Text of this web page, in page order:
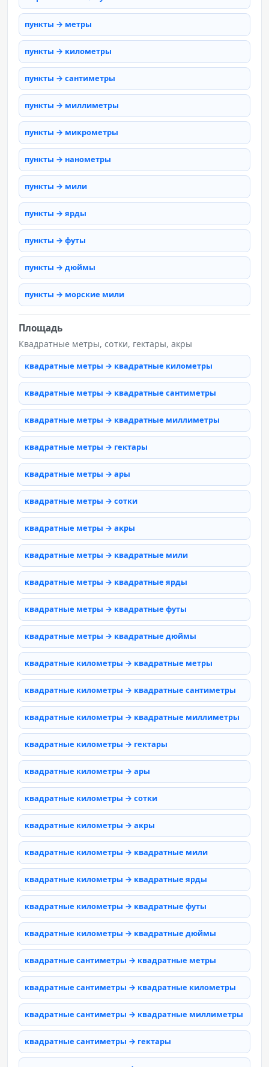
пункты → метры
пункты → километры
пункты → сантиметры
пункты → миллиметры
пункты → микрометры
пункты → нанометры
пункты → мили
пункты → ярды
пункты → футы
пункты → дюймы
пункты → морские мили
Площадь
Квадратные метры, сотки, гектары, акры
квадратные метры → квадратные километры
квадратные метры → квадратные сантиметры
квадратные метры → квадратные миллиметры
квадратные метры → гектары
квадратные метры → ары
квадратные метры → сотки
квадратные метры → акры
квадратные метры → квадратные мили
квадратные метры → квадратные ярды
квадратные метры → квадратные футы
квадратные метры → квадратные дюймы
квадратные километры → квадратные метры
квадратные километры → квадратные сантиметры
квадратные километры → квадратные миллиметры
квадратные километры → гектары
квадратные километры → ары
квадратные километры → сотки
квадратные километры → акры
квадратные километры → квадратные мили
квадратные километры → квадратные ярды
квадратные километры → квадратные футы
квадратные километры → квадратные дюймы
квадратные сантиметры → квадратные метры
квадратные сантиметры → квадратные километры
квадратные сантиметры → квадратные миллиметры
квадратные сантиметры → гектары